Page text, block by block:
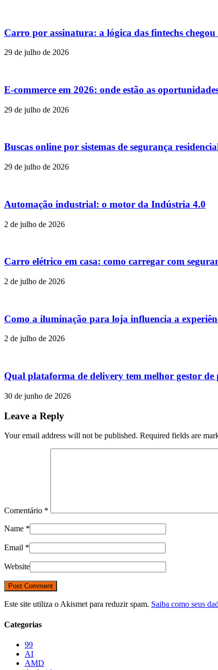
Carro por assinatura: a lógica das fintechs chegou
29 de julho de 2026
E-commerce em 2026: onde estão as
29 de julho de 2026
Buscas online por sistemas de segurança
29 de julho de 2026
Automação industrial: o motor da Indústria 4.0
2 de julho de 2026
Carro elétrico em casa: como carregar com
2 de julho de 2026
Como a iluminação para loja influencia a
2 de julho de 2026
Qual plataforma de delivery tem melhor gestor de
30 de junho de 2026
Leave a Reply
Your email address will not be published. Required fields are
Comentário *
Name *
Email *
Website
Este site utiliza o Akismet para reduzir spam. Saiba como seus
Categorias
99
AI
AMD